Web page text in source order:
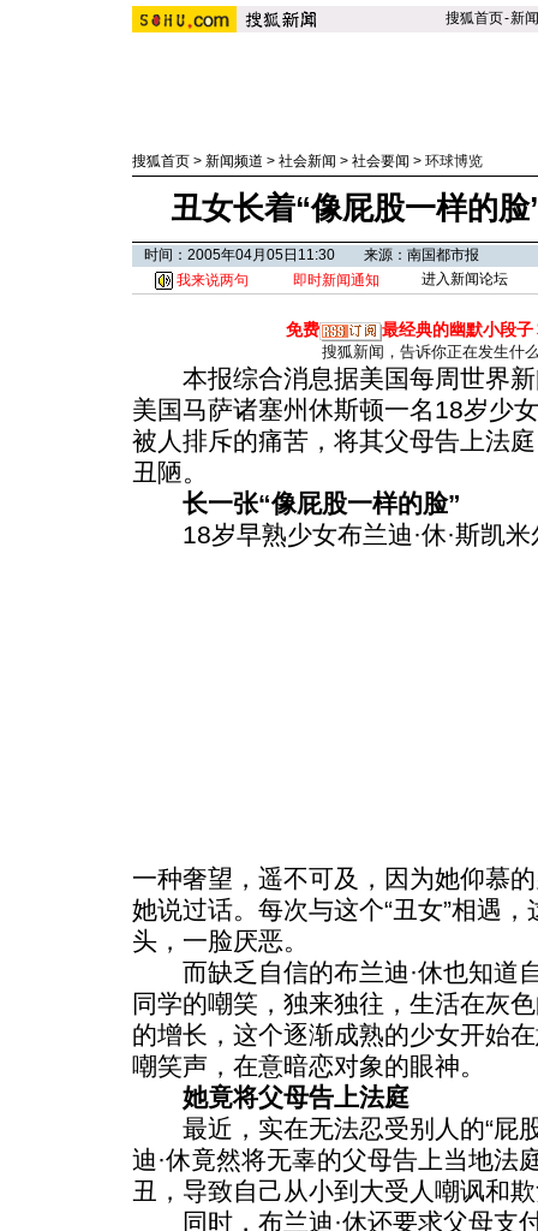
搜狐首页-新闻
搜狐首页 > 新闻频道 > 社会新闻 > 社会要闻 > 环球博览
丑女长着“像屁股一样的
时间：2005年04月05日11:30 来源：南国都市报
我来说两句
即时新闻通知 进入新闻论坛
免费 最经典的幽默小段子
搜狐新闻，告诉你正在发生什
本报综合消息据美国每周世界新
美国马萨诸塞州休斯顿一名18岁少
被人排斥的痛苦，将其父母告上法
丑陋。
长一张“像屁股一样的脸”
18岁早熟少女布兰迪·休·斯凯米
一种奢望，遥不可及，因为她仰慕
她说过话。每次与这个“丑女”相遇
头，一脸厌恶。
而缺乏自信的布兰迪·休也知道
同学的嘲笑，独来独往，生活在灰
的增长，这个逐渐成熟的少女开始
嘲笑声，在意暗恋对象的眼神。
她竟将父母告上法庭
最近，实在无法忍受别人的“屁
迪·休竟然将无辜的父母告上当地法
丑，导致自己从小到大受人嘲讽和
同时，布兰迪·休还要求父母支